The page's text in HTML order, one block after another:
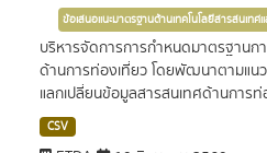
ข้อเสนอแนะมาตรฐานด้านเทคโนโลยีสารสนเท
บริหารจัดการการกำหนดมาตรฐานก
ด้านการท่องเที่ยว โดยพัฒนาตามแน
แลกเปลี่ยนข้อมูลสารสนเทศด้านการท่
CSV